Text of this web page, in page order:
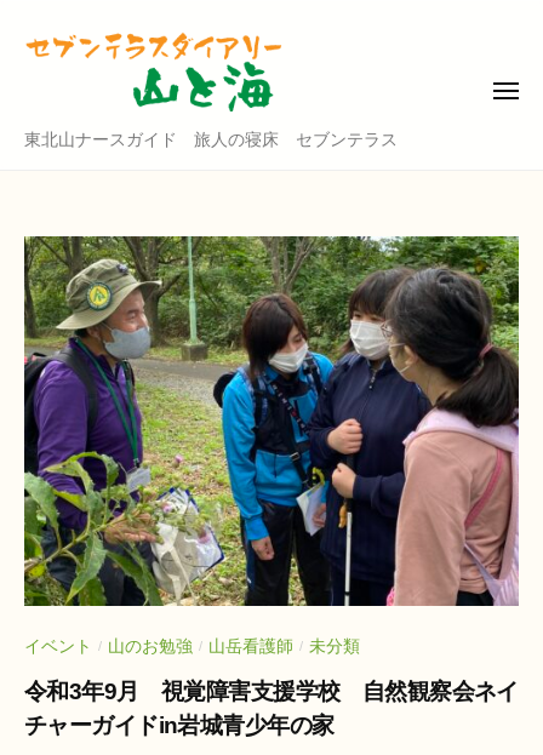
東
ナ
ー
ス
ガ
イ
ド
・
セ
ブ
ン
テ
ラ
ス
ダ
イ
東北山ナースガイド 旅人の寝床 セブンテラス
メ
イベント / 山のお勉強 / 山岳看護師 / 未分類
令和3年9月 視覚障害支援学校 自然観察会ネイ
チャーガイドin岩城青少年の家
山
ス
ド
・
セ
ブ
ン
テ
ラ
ス
ダ
イ
ア
リ
ー
山
海